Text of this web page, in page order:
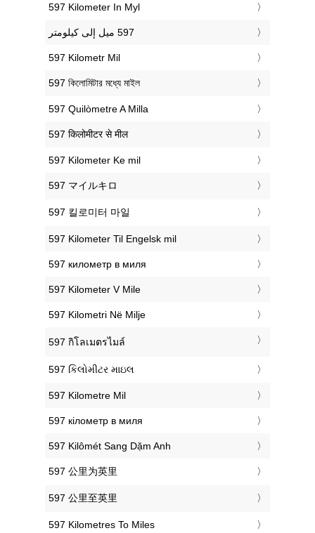
‎597 Kilometer In Myl
‎597 Kilometr Mil
‎597 কিলোমিটার মধ্যে মাইল
‎597 Quilòmetre A Milla
‎597 किलोमीटर से मील
‎597 Kilometer Ke mil
‎597 マイルキロ
‎597 킬로미터 마일
‎597 Kilometer Til Engelsk mil
‎597 километр в миля
‎597 Kilometer V Mile
‎597 Kilometri Në Milje
‎597 กิโลเมตรไมล์
‎597 કિલોમીટર માઇલ
‎597 Kilometre Mil
‎597 кілометр в миля
‎597 Kilômét Sang Dặm Anh
‎597 公里为英里
‎597 公里至英里
‎597 Kilometres To Miles